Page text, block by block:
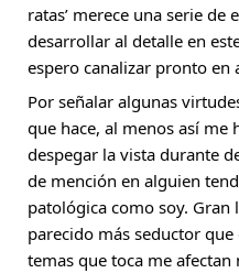
ratas’ merece una serie de
desarrollar al detalle en
espero canalizar pronto en
Por señalar algunas
que hace, al menos así me
despegar la vista durante
de mención en alguien
patológica como soy. Gran
parecido más seductor
temas que toca me